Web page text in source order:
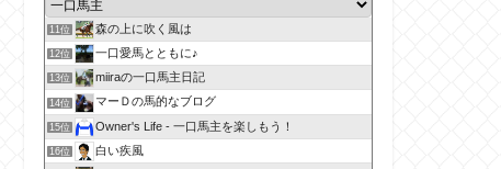
11位 森の上に吹く風は
12位 一口愛馬とともに♪
13位 miiraの一口馬主日記
14位 マーＤの馬的なブログ
15位 Owner's Life - 一口馬主を楽しもう！
16位 白い疾風